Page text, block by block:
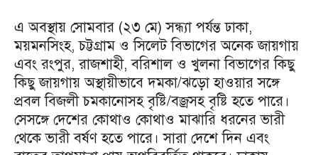
এ অবস্থায় সোমবার (২৩ মে) সন্ধ্যা পর্যন্ত ঢাকা,
ময়মনসিংহ, চট্টগ্রাম ও সিলেট বিভাগের অনেক জায়গায়
এবং রংপুর, রাজশাহী, বরিশাল ও খুলনা বিভাগের কিছু
কিছু জায়গায় অস্থায়ীভাবে দমকা/ঝড়ো হাওয়ার সঙ্গে
প্রবল বিজলী চমকানোসহ বৃষ্টি/বজ্রসহ বৃষ্টি হতে পারে।
সেসঙ্গে দেশের কোথাও কোথাও মাঝারি ধরনের ভারী
থেকে ভারী বর্ষণ হতে পারে। সারা দেশে দিন এবং